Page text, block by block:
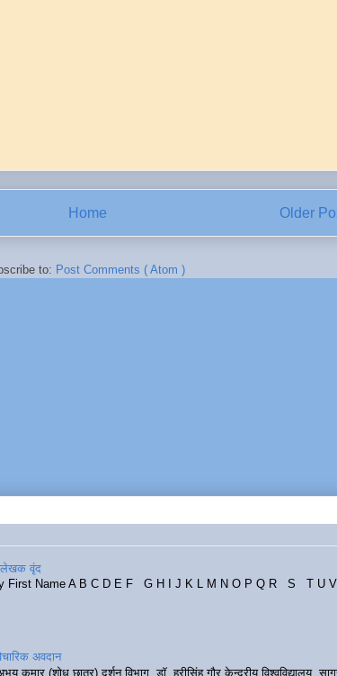
Older
Home
to: Post Comments ( Atom )
लेखक वृंद
First Name A B C D E F G H I J K L M N O P Q R S T U V
अवदान
कुमार (शोध छात्र) दर्शन विभाग, डॉ. हरीसिंह गौर केन्द्रीय विश्वविद्यालय,